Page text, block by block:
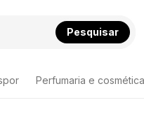
Pesquisar
Perfumaria e cosmética